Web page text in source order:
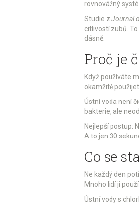
rovnovážný
Studie z Journal
citlivostí zubů.
dásně.
Proč je
Když používáte
okamžitě
Ústní voda není
bakterie, ale
Nejlepší postup:
A to jen 30
Co se
Ne každý den
Mnoho lidí ji
Ústní vody s